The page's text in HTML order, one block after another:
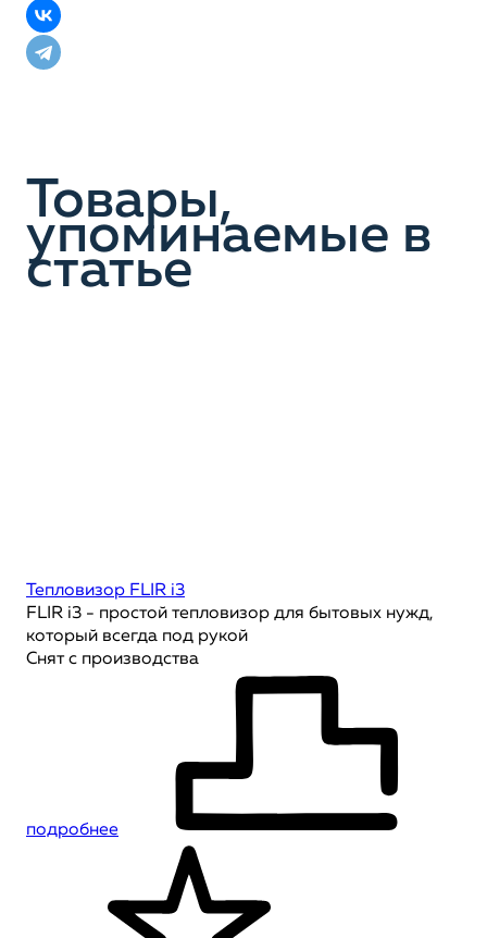
Товары,
упоминаемые в
статье
Тепловизор FLIR i3
FLIR i3 - простой тепловизор для бытовых нужд,
который всегда под рукой
Снят с производства
подробнее